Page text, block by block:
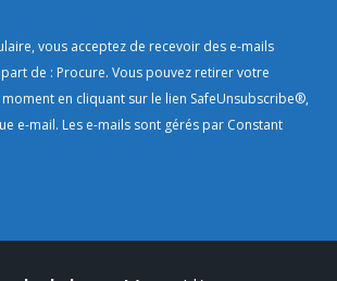
vous acceptez de recevoir des e-mails
de : Procure. Vous pouvez retirer votre
en cliquant sur le lien SafeUnsubscribe®,
e-mail. Les e-mails sont gérés par Constant